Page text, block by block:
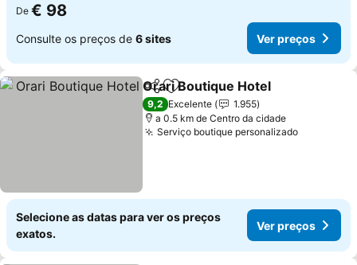
De € 98
Consulte os preços de 6 sites Ver preços
PartilharAdicionar aos favoritos
Orari Boutique Hotel
9,2 Excelente
1.955
a 0.5 km de Centro da cidade
Serviço boutique personalizadoVer
Selecione as datas para ver os preços
exatos.
Ver preços